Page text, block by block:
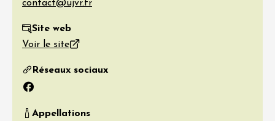
Site web
Voir le site
Réseaux sociaux
Facebook
Appellations